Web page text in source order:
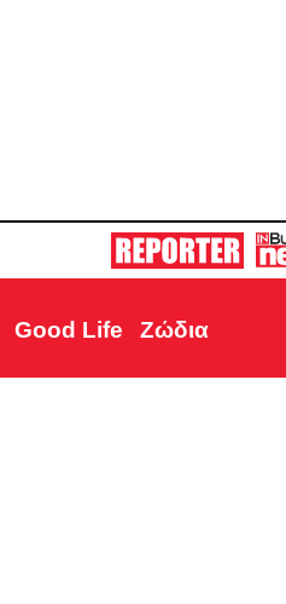
Good Life Ζώδια